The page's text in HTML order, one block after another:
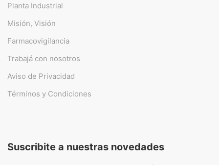
Planta Industrial
Misión, Visión
Farmacovigilancia
Trabajá con nosotros
Aviso de Privacidad
Términos y Condiciones
Suscribite a nuestras novedades